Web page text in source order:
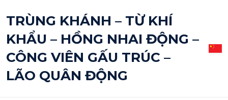
TRÙNG KHÁNH – TỪ KHÍ
KHẨU – HỒNG NHAI ĐỘNG –
CÔNG VIÊN GẤU TRÚC –
LÃO QUÂN ĐỘNG